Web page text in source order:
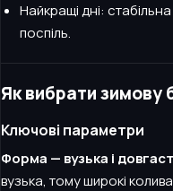
Найкращі дні:
поспіль.
Як вибрати
Ключові параметри
Форма — вузька і
вузька, тому широкі